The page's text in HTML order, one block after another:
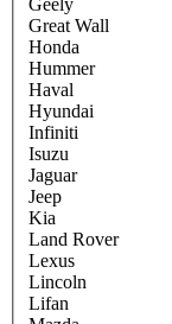
Geely
Great Wall
Honda
Hummer
Haval
Hyundai
Infiniti
Isuzu
Jaguar
Jeep
Kia
Land Rover
Lexus
Lincoln
Lifan